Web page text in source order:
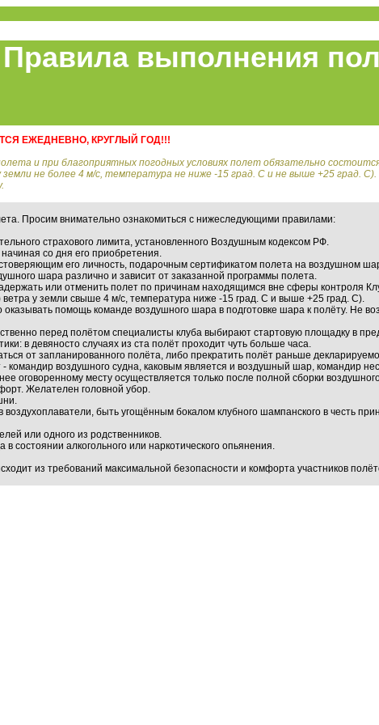
Правила выполнения
ЕЖЕДНЕВНО, КРУГЛЫЙ ГОД!!!
и при благоприятных погодных условиях полет обязательно
не более 4 м/с, температура не ниже -15 град. С и не выше +25 град.
Просим внимательно ознакомиться с нижеследующими правилами:
страхового лимита, установленного Воздушным кодексом РФ.
со дня его приобретения.
его личность, подарочным сертификатом полета на воздушном
шара различно и зависит от заказанной программы полета.
или отменить полет по причинам находящимся вне сферы контроля
ветра у земли свыше 4 м/с, температура ниже -15 град. С и выше +25 град. С).
оказывать помощь команде воздушного шара в подготовке шара к полёту. Не
перед полётом специалисты клуба выбирают стартовую площадку в
в девяносто случаях из ста полёт проходит чуть больше часа.
от запланированного полёта, либо прекратить полёт раньше
- командир воздушного судна, каковым является и воздушный шар, командир
оговоренному месту осуществляется только после полной сборки
Желателен головной убор.
быть угощённым бокалом клубного шампанского в честь
или одного из родственников.
состоянии алкогольного или наркотического опьянения.
из требований максимальной безопасности и комфорта участников